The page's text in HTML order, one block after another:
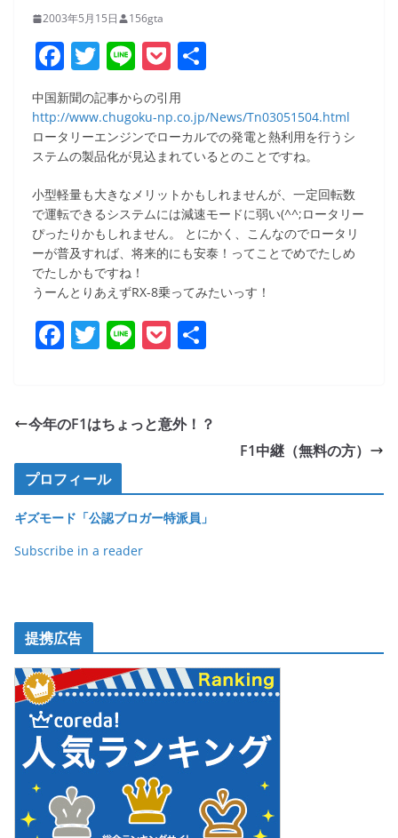
2003年5月15日 156gta
F
a
c
e
b
o
o
k
T
w
itt
er
Li
n
e
P
o
ck
et
中国新聞の記事からの引用
http://www.chugoku-np.co.jp/News/Tn03051504.html
ロータリーエンジンでローカルでの発電と熱利用を行うシ
ステムの製品化が見込まれているとのことですね。
小型軽量も大きなメリットかもしれませんが、一定回転数
で運転できるシステムには減速モードに弱い(^^;ロータリー
ぴったりかもしれません。 とにかく、こんなのでロータリ
ーが普及すれば、将来的にも安泰！ってことでめでたしめ
でたしかもですね！
うーんとりあえずRX-8乗ってみたいっす！
F
e
o
o
k
T
er
Li P
et
今年のF1はちょっと意外！？
F1中継（無料の方）
プロフィール
ギズモード「公認ブロガー特派員」
Subscribe in a reader
提携広告